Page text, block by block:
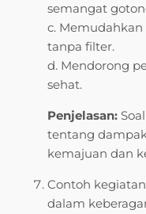
semangat
c.
tanpa filter.
d. Mendorong
sehat.
Penjelasan:
tentang
kemajuan dan
Contoh
dalam